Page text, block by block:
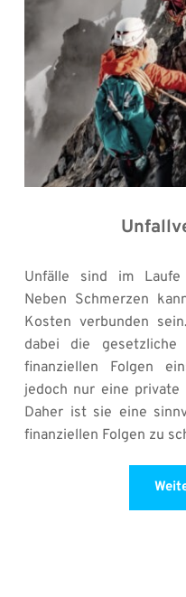
Unfälle sind im Laufe
Neben Schmerzen
Kosten verbunden
dabei die gesetzliche
finanziellen Folgen
jedoch nur eine private
Daher ist sie eine
finanziellen Folgen zu